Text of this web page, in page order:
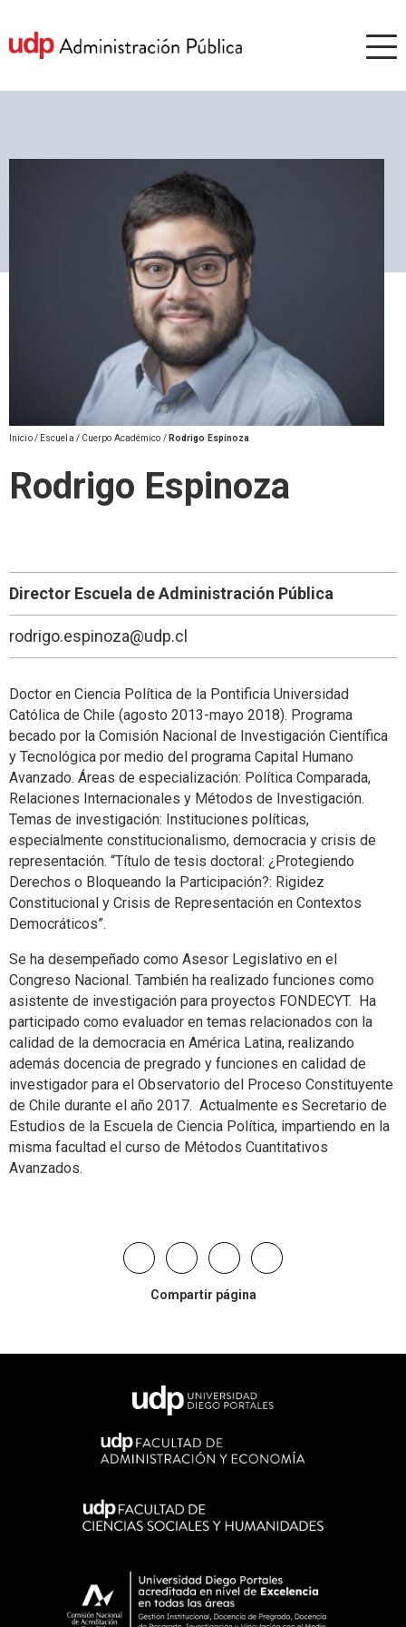
Inicio / Escuela / Cuerpo Académico / Rodrigo Espinoza
Rodrigo Espinoza
Director Escuela de Administración Pública
rodrigo.espinoza@udp.cl
Doctor en Ciencia Política de la Pontificia Universidad
Católica de Chile (agosto 2013-mayo 2018). Programa
becado por la Comisión Nacional de Investigación Científica
y Tecnológica por medio del programa Capital Humano
Avanzado. Áreas de especialización: Política Comparada,
Relaciones Internacionales y Métodos de Investigación.
Temas de investigación: Instituciones políticas,
especialmente constitucionalismo, democracia y crisis de
representación. “Título de tesis doctoral: ¿Protegiendo
Derechos o Bloqueando la Participación?: Rigidez
Constitucional y Crisis de Representación en Contextos
Democráticos”.
Se ha desempeñado como Asesor Legislativo en el
Congreso Nacional. También ha realizado funciones como
asistente de investigación para proyectos FONDECYT. Ha
participado como evaluador en temas relacionados con la
calidad de la democracia en América Latina, realizando
además docencia de pregrado y funciones en calidad de
investigador para el Observatorio del Proceso Constituyente
de Chile durante el año 2017. Actualmente es Secretario de
Estudios de la Escuela de Ciencia Política, impartiendo en la
misma facultad el curso de Métodos Cuantitativos
Avanzados.
Compartir página